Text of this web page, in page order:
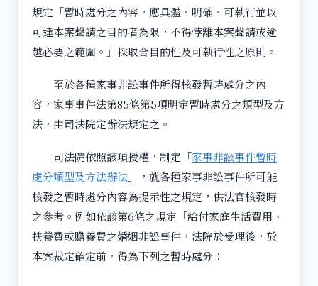
規定「暫時處分之內容，應具體、明確、可執行並以
可達本案聲請之目的者為限，不得悖離本案聲請或逾
越必要之範圍。」採取合目的性及可執行性之原則。
至於各種家事非訟事件所得核發暫時處分之內
容，家事事件法第85條第5項明定暫時處分之類型及方
法，由司法院定辦法規定之。
司法院依照該項授權，制定「家事非訟事件暫時
處分類型及方法辦法」，就各種家事非訟事件所可能
核發之暫時處分內容為提示性之規定，供法官核發時
之參考。例如依該第6條之規定「給付家庭生活費用、
扶養費或贍養費之婚姻非訟事件，法院於受理後，於
本案裁定確定前，得為下列之暫時處分：